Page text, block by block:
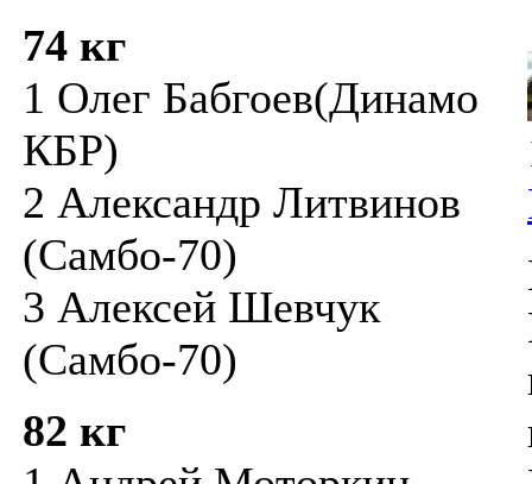
74 кг
1 Олег Бабгоев(Динамо
КБР)
2 Александр Литвинов
(Самбо-70)
3 Алексей Шевчук
(Самбо-70)
82 кг